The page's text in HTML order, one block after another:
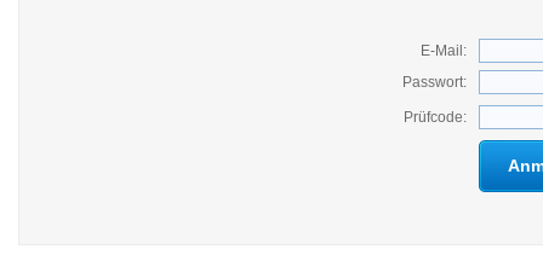
E-Mail:
Passwort:
Prüfcode: